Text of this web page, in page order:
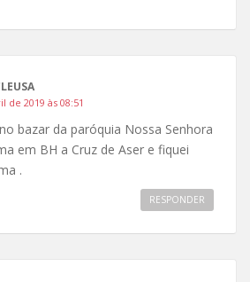
de 2019 às 08:51
bazar da paróquia Nossa Senhora
em BH a Cruz de Aser e fiquei
.
RESPONDER